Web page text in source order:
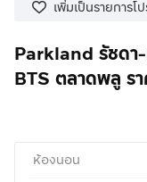
เพิ่มเป็นรายการโ
Parkland รัชดา
BTS ตลาดพลู ร
ห้องนอน